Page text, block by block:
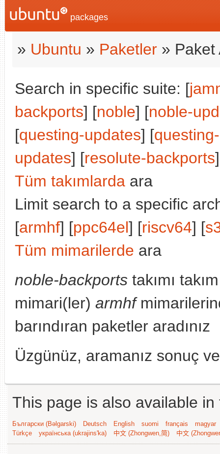
packages
» Ubuntu » Paketler » Paket
Search in specific suite: [
backports] [noble] [noble-
[questing-updates] [
updates] [resolute-backports
Tüm takımlarda ara
Limit search to a specific
[armhf] [ppc64el] [riscv64] [
Tüm mimarilerde ara
noble-backports takımı
mimari(ler) armhf
barındıran paketler aradınız
Üzgünüz, aramanız sonuç
This page is also available
Български (Bəlgarski) Deutsch English suomi français
magyar
Türkçe
українська (ukrajins'ka) 中文 (Zhongwen,简) 中文